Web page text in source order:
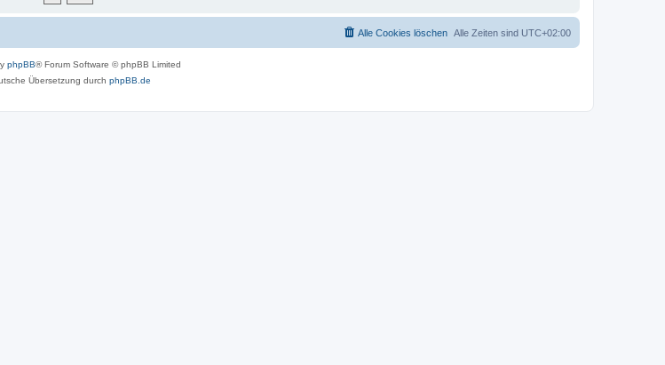
Alle Zeiten sind UTC+02:00
Alle Cookies löschen
phpBB® Forum Software © phpBB Limited
Übersetzung durch phpBB.de